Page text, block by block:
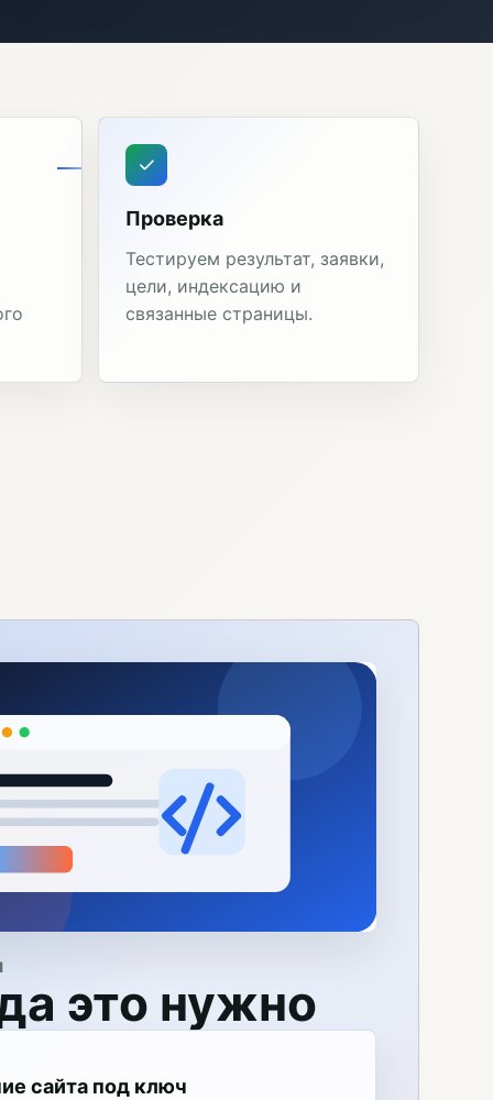
Проверка
Тестируем результат, заявки,
цели, индексацию и
связанные страницы.
это нужно
сайта под ключ